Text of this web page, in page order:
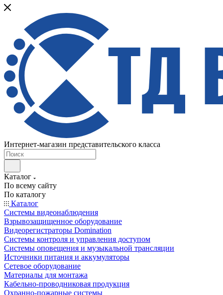
Интернет-магазин представительского класса
Каталог
По всему сайту
По каталогу
Каталог
Системы видеонаблюдения
Взрывозащищенное оборудование
Видеорегистраторы Domination
Системы контроля и управления доступом
Системы оповещения и музыкальной трансляции
Источники питания и аккумуляторы
Сетевое оборудование
Материалы для монтажа
Кабельно-проводниковая продукция
Охранно-пожарные системы